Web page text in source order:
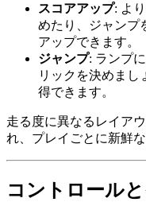
スコアアップ: よ
めたり、ジャンプ
アップできます。
ジャンプ: ランプ
リックを決めまし
得できます。
走る度に異なるレイア
れ、プレイごとに新鮮
コントロール